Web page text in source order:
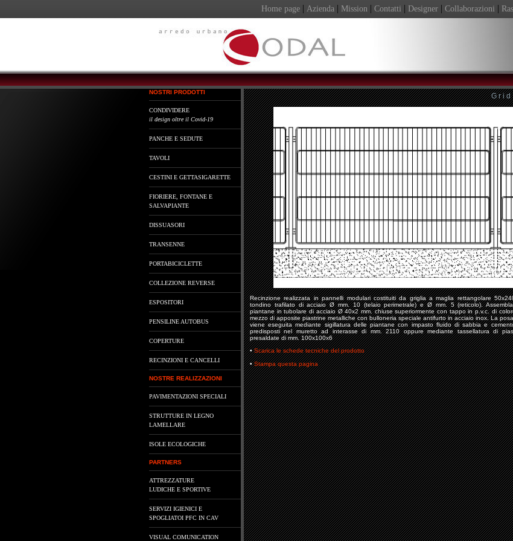
Home page | Azienda | Mission | Contatti | Designer | Collaborazioni |
NOSTRI PRODOTTI
CONDIVIDERE
il design oltre il Covid-19
PANCHE E SEDUTE
TAVOLI
CESTINI E GETTASIGARETTE
FIORIERE, FONTANE E
SALVAPIANTE
DISSUASORI
TRANSENNE
PORTABICICLETTE
COLLEZIONE REVERSE
ESPOSITORI
PENSILINE AUTOBUS
COPERTURE
RECINZIONI E CANCELLI
NOSTRE REALIZZAZIONI
PAVIMENTAZIONI SPECIALI
STRUTTURE IN LEGNO
LAMELLARE
ISOLE ECOLOGICHE
PARTNERS
ATTREZZATURE
LUDICHE E SPORTIVE
SERVIZI IGIENICI E
SPOGLIATOI PFC IN CAV
VISUAL COMUNICATION
Recinzione realizzata in pannelli modulari costituiti da griglia a maglia rettangolare
tondino trafilato di acciaio Ø mm. 10 (telaio perimetrale) e Ø mm. 5 (reticolo).
piantane in tubolare di acciaio Ø 40x2 mm. chiuse superiormente con tappo in p.v.c. di
mezzo di apposite piastrine metalliche con bulloneria speciale antifurto in acciaio inox. La
viene eseguita mediante sigillatura delle piantane con impasto fluido di sabbia e
predisposti nel muretto ad interasse di mm. 2110 oppure mediante tassellatura di
presaldate di mm. 100x100x6
•Scarica le schede tecniche del prodotto
•Stampa questa pagina